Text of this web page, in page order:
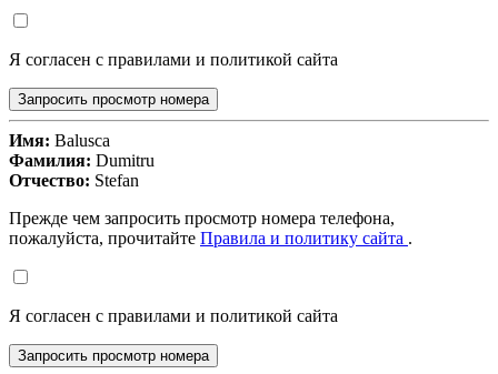
Я согласен с правилами и политикой сайта
Запросить просмотр номера
Имя: Balusca
Фамилия: Dumitru
Отчество: Stefan
Прежде чем запросить просмотр номера телефона,
пожалуйста, прочитайте Правила и политику сайта .
Я согласен с правилами и политикой сайта
Запросить просмотр номера